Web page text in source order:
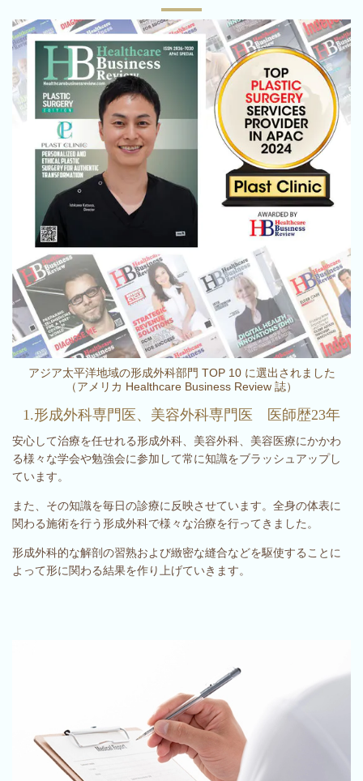
アジア太平洋地域の形成外科部門 TOP 10 に選出されました
（アメリカ Healthcare Business Review 誌）
1.形成外科専門医、美容外科専門医 医師歴23年
安心して治療を任せれる形成外科、美容外科、美容医療にかかわ
る様々な学会や勉強会に参加して常に知識をブラッシュアップし
ています。
また、その知識を毎日の診療に反映させています。全身の体表に
関わる施術を行う形成外科で様々な治療を行ってきました。
形成外科的な解剖の習熟および緻密な縫合などを駆使することに
よって形に関わる結果を作り上げていきます。